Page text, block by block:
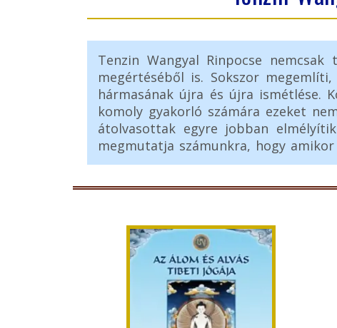
Tenzin Wangyal Rinpocse
megértéséből is. Sokszor
hármasának újra és újra ismétlése.
komoly gyakorló számára ezeket
átolvasottak egyre jobban
megmutatja számunkra, hogy